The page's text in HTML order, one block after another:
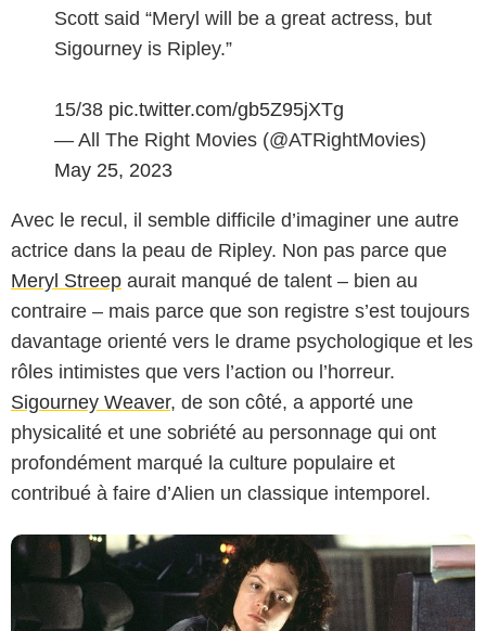
Scott said “Meryl will be a great actress, but
Sigourney is Ripley.”
15/38 pic.twitter.com/gb5Z95jXTg
— All The Right Movies (@ATRightMovies)
May 25, 2023
Avec le recul, il semble difficile d’imaginer une autre
actrice dans la peau de Ripley. Non pas parce que
Meryl Streep aurait manqué de talent – bien au
contraire – mais parce que son registre s’est toujours
davantage orienté vers le drame psychologique et les
rôles intimistes que vers l’action ou l’horreur.
Sigourney Weaver, de son côté, a apporté une
physicalité et une sobriété au personnage qui ont
profondément marqué la culture populaire et
contribué à faire d’Alien un classique intemporel.